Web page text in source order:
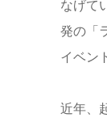
なげて
発の「
イベン
近年、